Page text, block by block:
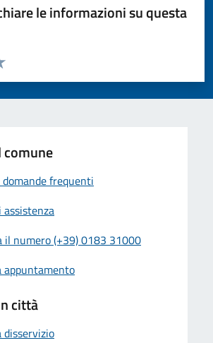
le informazioni su questa
pagina
5 stelle su 5
4 stelle su 5
su 5
su 5
domande frequenti
assistenza
il numero (+39) 0183 31000
appuntamento
città
disservizio